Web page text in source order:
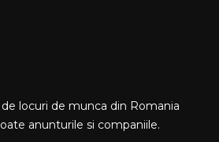
locuri de munca din Romania
anunturile si companiile.